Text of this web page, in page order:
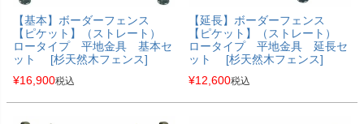
【基本】ボーダーフェンス
【ピケット】（ストレート）
ロータイプ 平地金具 基本セ
ット [杉天然木フェンス]
¥16,900税込
【延長】ボーダーフェンス
【ピケット】（ストレート）
ロータイプ 平地金具 延長セ
ット [杉天然木フェンス]
¥12,600税込